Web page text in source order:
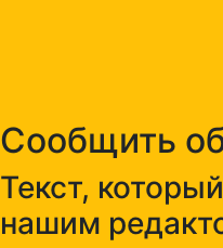
Сообщить
Текст,
нашим